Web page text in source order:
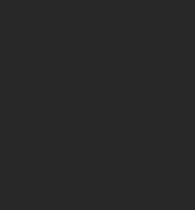
税互动服务平台专业服